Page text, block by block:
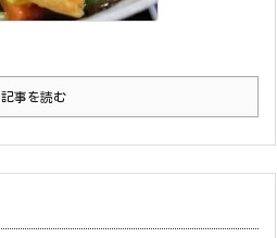
記事を読む